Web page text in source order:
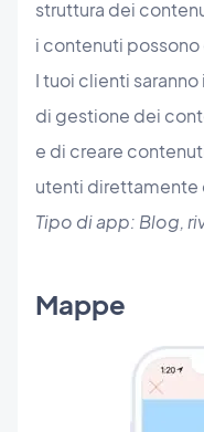
struttura dei
i contenuti possono
I tuoi clienti
di gestione dei
e di creare
utenti direttamente
Tipo di app: Blog,
Mappe